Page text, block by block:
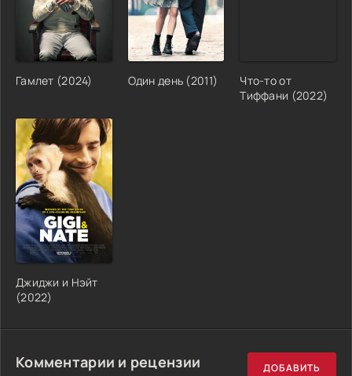
Гамлет (2024) Один день (2011)
Что-то от
Тиффани (2022)
Джиджи и Нэйт
(2022)
Комментарии и рецензии ДОБАВИТЬ